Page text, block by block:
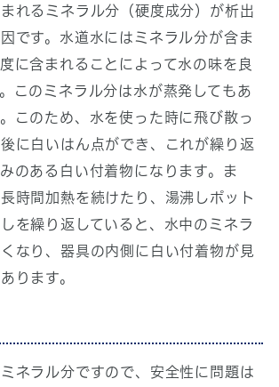
れるミネラル分（硬度成分）が析出
です。水道水にはミネラル分が含ま
に含まれることによって水の味を良
このミネラル分は水が蒸発してもあ
このため、水を使った時に飛び散っ
に白いはん点ができ、これが繰り返
のある白い付着物になります。ま
時間加熱を続けたり、湯沸しポット
を繰り返していると、水中のミネラ
なり、器具の内側に白い付着物が見
ります。
ネラル分ですので、安全性に問題は